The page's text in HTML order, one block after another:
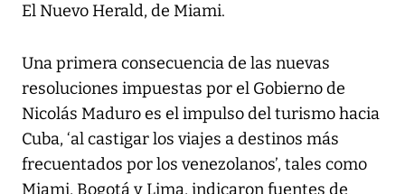
El Nuevo Herald, de Miami.
Una primera consecuencia de las nuevas
resoluciones impuestas por el Gobierno de
Nicolás Maduro es el impulso del turismo hacia
Cuba, ‘al castigar los viajes a destinos más
frecuentados por los venezolanos’, tales como
Miami, Bogotá y Lima, indicaron fuentes de